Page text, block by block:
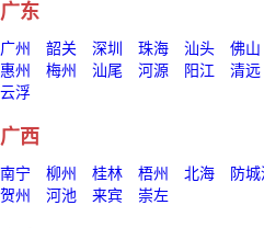
广东
广州 韶关 深圳 珠海 汕头 佛山
惠州
梅州 汕尾 河源 阳江 清远
云浮
广西
南宁 柳州 桂林 梧州 北海 防城
贺州
河池 来宾 崇左